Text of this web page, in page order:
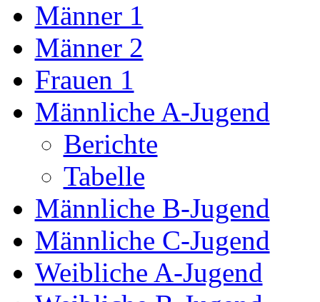
Männer 1
Männer 2
Frauen 1
Männliche A-Jugend
Berichte
Tabelle
Männliche B-Jugend
Männliche C-Jugend
Weibliche A-Jugend